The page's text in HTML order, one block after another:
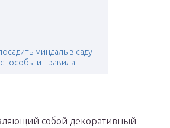
миндаль в саду
способы и правила
собой декоративный